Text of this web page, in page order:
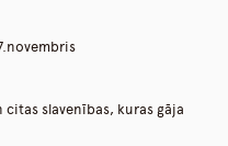
slavenības, kuras gāja